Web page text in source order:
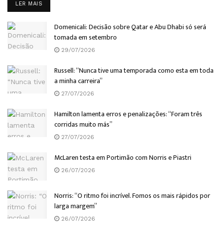
LER MAIS
Domenicali: Decisão sobre Qatar e Abu Dhabi só será
tomada em setembro
29/07/2026
Russell: “Nunca tive uma temporada como esta em toda
a minha carreira”
27/07/2026
Hamilton lamenta erros e penalizações: “Foram três
corridas muito más”
27/07/2026
McLaren testa em Portimão com Norris e Piastri
26/07/2026
Norris: “O ritmo foi incrível. Fomos os mais rápidos por
larga margem”
26/07/2026